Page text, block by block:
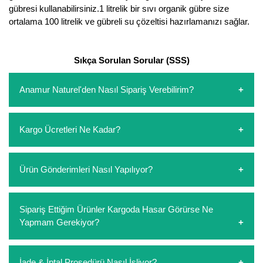
gübresi kullanabilirsiniz.1 litrelik bir sıvı organik gübre size
ortalama 100 litrelik ve gübreli su çözeltisi hazırlamanızı sağlar.
Sıkça Sorulan Sorular (SSS)
Anamur Naturel'den Nasıl Sipariş Verebilirim?
oluşturarak,iletişim numaralarımızdan bizi arayarak veya
whatsapp hattımızdan bizlere isteklerinizi yazarak sipariş
ödemelerini sipariş verdikten sonra havale/eft veya sipariş
Kargo Ücretleri Ne Kadar?
etmeyin diye 1500 lira ve üzerindeki siparişlerinizde
kargoyu biz karşılıyoruz. 1500 Lira altında kalan
kargo ücreti ödeme aşamasında sepetinize eklenecektir.
Ürün Gönderimleri Nasıl Yapılıyor?
paketlenip gönderim yapılmaktadır.
Sipariş Ettiğim Ürünler Kargoda Hasar Görürse Ne
Yapmam Gerekiyor?
Yaban Mersini Fidanı